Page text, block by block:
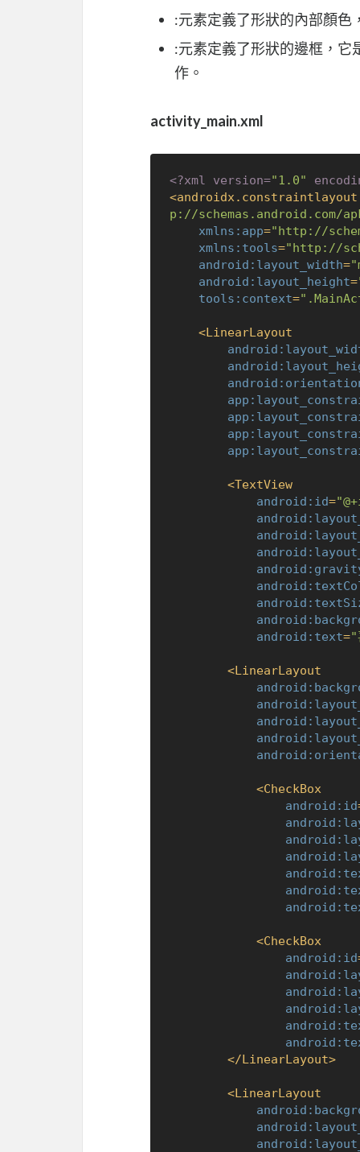
:元素定義了形狀的內部顏色
:元素定義了形狀的邊框，它
作。
activity_main.xml
<?xml version="1.0"
<
p://schemas.android.com/
xmlns:app="http://
xmlns:tools="http://
android:layout_width=
android:layout_height=
tools:context=
<LinearLayout
<TextView
android:id=
android:text="
<LinearLayout
<CheckBox
android:id
<CheckBox
android:id
</LinearLayout>
<LinearLayout